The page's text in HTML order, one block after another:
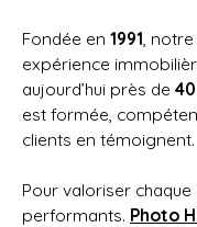
Fondée en 1991 ,
expérience
aujourd’hui près de
est formée,
clients en témoignent.
Pour valoriser
performants. Photo